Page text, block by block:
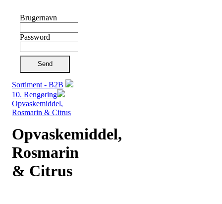
Brugernavn
Password
Send
Sortiment - B2B
10. Rengøring
Opvaskemiddel,
Rosmarin & Citrus
Opvaskemiddel,
Rosmarin
& Citrus